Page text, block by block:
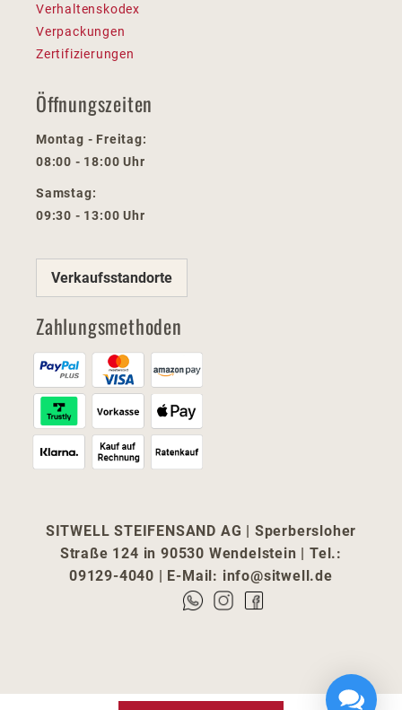
Verhaltenskodex
Verpackungen
Zertifizierungen
Öffnungszeiten
Montag - Freitag:
08:00 - 18:00 Uhr
Samstag:
09:30 - 13:00 Uhr
Verkaufsstandorte
Zahlungsmethoden
SITWELL STEIFENSAND AG | Sperbersloher
Straße 124 in 90530 Wendelstein | Tel.:
09129-4040 | E-Mail: info@sitwell.de